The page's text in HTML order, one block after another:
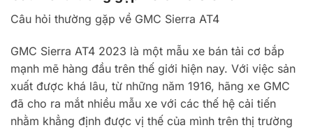
Câu hỏi thường gặp về GMC Sierra AT4
GMC Sierra AT4 2023 là một mẫu xe bán tải cơ bắp
mạnh mẽ hàng đầu trên thế giới hiện nay. Với việc sản
xuất được khá lâu, từ những năm 1916, hãng xe GMC
đã cho ra mắt nhiều mẫu xe với các thế hệ cải tiến
nhằm khẳng định được vị thế của mình trên thị trường